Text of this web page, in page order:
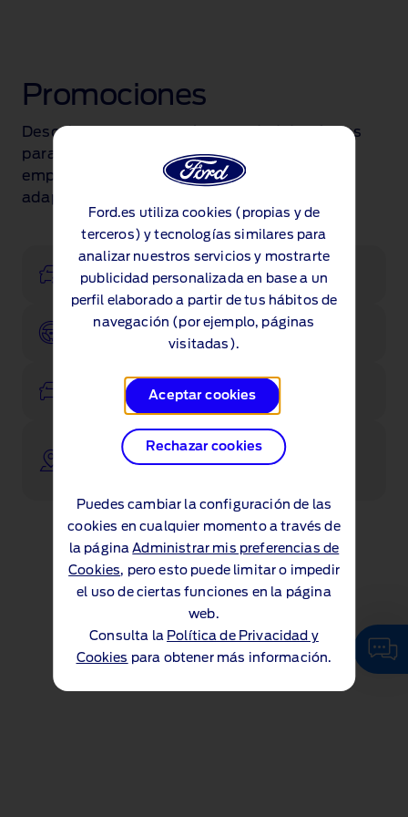
Ford.es utiliza cookies (propias y de
terceros) y tecnologías similares para
analizar nuestros servicios y mostrarte
publicidad personalizada en base a un
perfil elaborado a partir de tus hábitos de
navegación (por ejemplo, páginas
visitadas).
Aceptar cookies
Rechazar cookies
Puedes cambiar la configuración de las
cookies en cualquier momento a través de
la páginaAdministrar mis preferencias de
Cookies, pero esto puede limitar o impedir
el uso de ciertas funciones en la página
web.
Consulta la Política de Privacidad y
Cookies para obtener más información.
Promociones
Descubre nuestra amplia variedad de ofertas
para turismos, comerciales y
empresas. Encuentra el Ford que mejor se
adapte a ti.
Configurador
Pruébalo
Ver existencias
Ponte en contacto con uno de nuestros
concesionarios